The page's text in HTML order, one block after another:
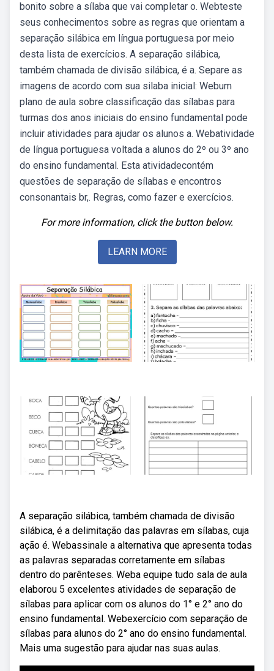
bonito sobre a sílaba que vai completar o. Webteste
seus conhecimentos sobre as regras que orientam a
separação silábica em língua portuguesa por meio
desta lista de exercícios. A separação silábica,
também chamada de divisão silábica, é a. Separe as
imagens de acordo com sua silaba inicial: Webum
plano de aula sobre classificação das sílabas para
turmas dos anos iniciais do ensino fundamental pode
incluir atividades para ajudar os alunos a. Webatividade
de língua portuguesa voltada a alunos do 2º ou 3º ano
do ensino fundamental. Esta atividadecontém
questões de separação de sílabas e encontros
consonantais br,. Regras, como fazer e exercícios.
For more information, click the button below.
LEARN MORE
A separação silábica, também chamada de divisão
silábica, é a delimitação das palavras em sílabas, cuja
ação é. Webassinale a alternativa que apresenta todas
as palavras separadas corretamente em sílabas
dentro do parênteses. Weba equipe tudo sala de aula
elaborou 5 excelentes atividades de separação de
sílabas para aplicar com os alunos do 1° e 2° ano do
ensino fundamental. Webexercício com separação de
sílabas para alunos do 2° ano do ensino fundamental.
Mais uma sugestão para ajudar nas suas aulas.